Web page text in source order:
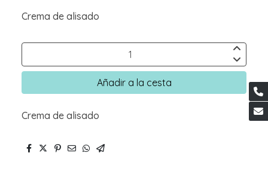
Crema de alisado
Añadir a la cesta
Crema de alisado